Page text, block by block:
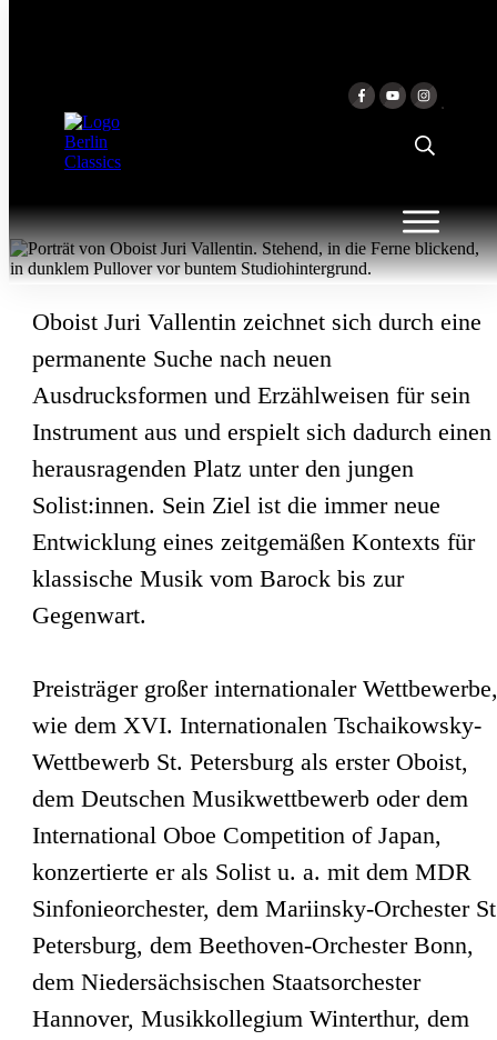
JURI VALLENTIN
Oboist Juri Vallentin zeichnet sich durch eine
permanente Suche nach neuen
Ausdrucksformen und Erzählweisen für sein
Instrument aus und erspielt sich dadurch einen
herausragenden Platz unter den jungen
Solist:innen. Sein Ziel ist die immer neue
Entwicklung eines zeitgemäßen Kontexts für
klassische Musik vom Barock bis zur
Gegenwart.
Preisträger großer internationaler Wettbewerbe,
wie dem XVI. Internationalen Tschaikowsky-
Wettbewerb St. Petersburg als erster Oboist,
dem Deutschen Musikwettbewerb oder dem
International Oboe Competition of Japan,
konzertierte er als Solist u. a. mit dem MDR
Sinfonieorchester, dem Mariinsky-Orchester
Petersburg, dem Beethoven-Orchester Bonn,
dem Niedersächsischen Staatsorchester
Hannover, Musikkollegium Winterthur, dem